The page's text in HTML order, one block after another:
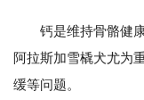
钙是维持骨骼健
阿拉斯加雪橇犬尤为
缓等问题。